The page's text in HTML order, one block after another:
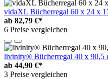
vidaXL Bücherregal 60 x 24 x
ab 82,79 €*
6 Preise vergleichen
livinity® Bücherregal 40 x 90,5
ab 44,90 €*
3 Preise vergleichen